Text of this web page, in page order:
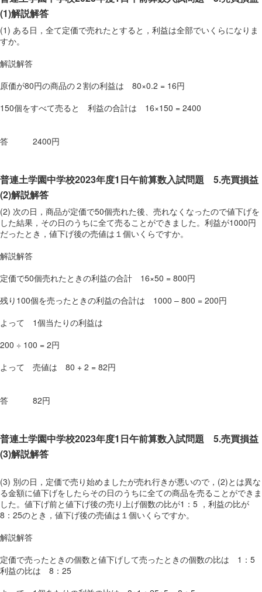
(1)解説解答
(1) ある日，全て定価で売れたとすると，利益は全部でいくらになりま
すか。
解説解答
原価が80円の商品の２割の利益は 80×0.2 = 16円
150個をすべて売ると 利益の合計は 16×150 = 2400
答 2400円
普連土学園中学校2023年度1日午前算数入試問題 5.売買損益
(2)解説解答
(2) 次の日，商品が定価で50個売れた後、売れなくなったので値下げを
した結果，その日のうちに全て売ることができました。利益が1000円
だったとき，値下げ後の売値は１個いくらですか。
解説解答
定価で50個売れたときの利益の合計 16×50 = 800円
残り100個を売ったときの利益の合計は 1000 – 800 = 200円
よって 1個当たりの利益は
200 ÷ 100 = 2円
よって 売値は 80 + 2 = 82円
答 82円
普連土学園中学校2023年度1日午前算数入試問題 5.売買損益
(3)解説解答
(3) 別の日，定価で売り始めましたが売れ行きが悪いので，(2)とは異な
る金額に値下げをしたらその日のうちに全ての商品を売ることができま
した。値下げ前と値下げ後の売り上げ個数の比が1：5 ，利益の比が
8：25のとき，値下げ後の売値は１個いくらですか。
解説解答
定価で売ったときの個数と値下げして売ったときの個数の比は 1：5
利益の比は 8：25